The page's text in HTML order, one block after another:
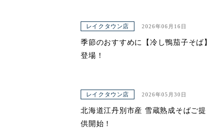
レイクタウン店 2026年06月16日
季節のおすすめに【冷し鴨茄子そば】
登場！
レイクタウン店 2026年05月30日
北海道江丹別市産 雪蔵熟成そばご提
供開始！